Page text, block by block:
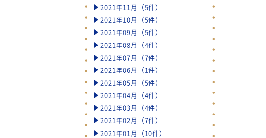
2021年11月（5件）
2021年10月（5件）
2021年09月（5件）
2021年08月（4件）
2021年07月（7件）
2021年06月（1件）
2021年05月（5件）
2021年04月（4件）
2021年03月（4件）
2021年02月（7件）
2021年01月（10件）